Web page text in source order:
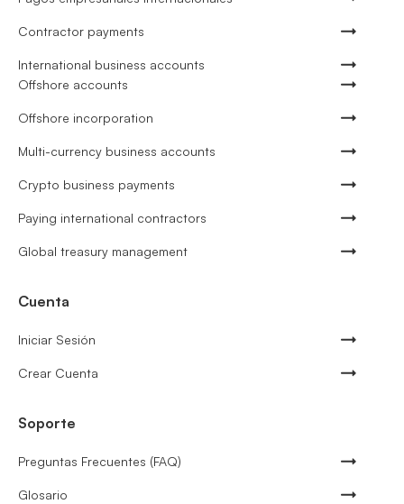
Contractor payments
International business accounts
Offshore accounts
Offshore incorporation
Multi-currency business accounts
Crypto business payments
Paying international contractors
Global treasury management
Cuenta
Iniciar Sesión
Crear Cuenta
Soporte
Preguntas Frecuentes (FAQ)
Glosario